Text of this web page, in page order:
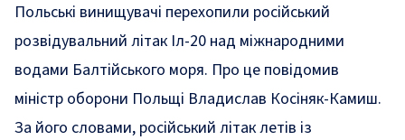
Польські винищувачі перехопили російський
розвідувальний літак Іл-20 над міжнародними
водами Балтійського моря. Про це повідомив
міністр оборони Польщі Владислав Косіняк-Камиш.
За його словами, російський літак летів із